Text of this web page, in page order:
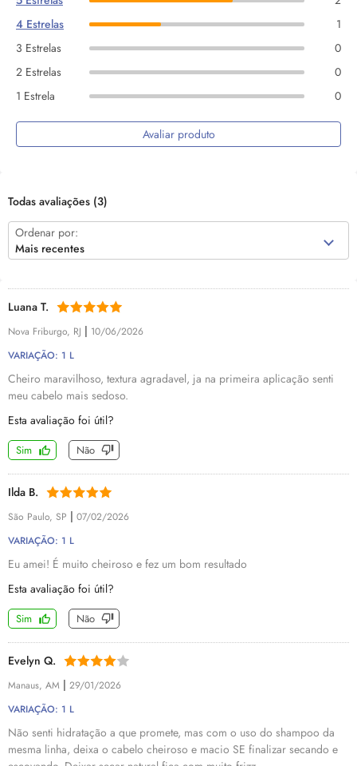
4 Estrelas
1
3 Estrelas
0
2 Estrelas
0
1 Estrela
0
Avaliar produto
Todas avaliações (3)
Ordenar por:
Mais recentes
Luana T.
Nova Friburgo, RJ | 10/06/2026
VARIAÇÃO: 1 L
Cheiro maravilhoso, textura agradavel, ja na primeira aplicação senti
meu cabelo mais sedoso.
Esta avaliação foi útil?
Sim Não
Ilda B.
São Paulo, SP | 07/02/2026
VARIAÇÃO: 1 L
Eu amei! É muito cheiroso e fez um bom resultado
Esta avaliação foi útil?
Sim Não
Evelyn Q.
Manaus, AM | 29/01/2026
VARIAÇÃO: 1 L
Não senti hidratação a que promete, mas com o uso do shampoo da
mesma linha, deixa o cabelo cheiroso e macio SE finalizar secando e